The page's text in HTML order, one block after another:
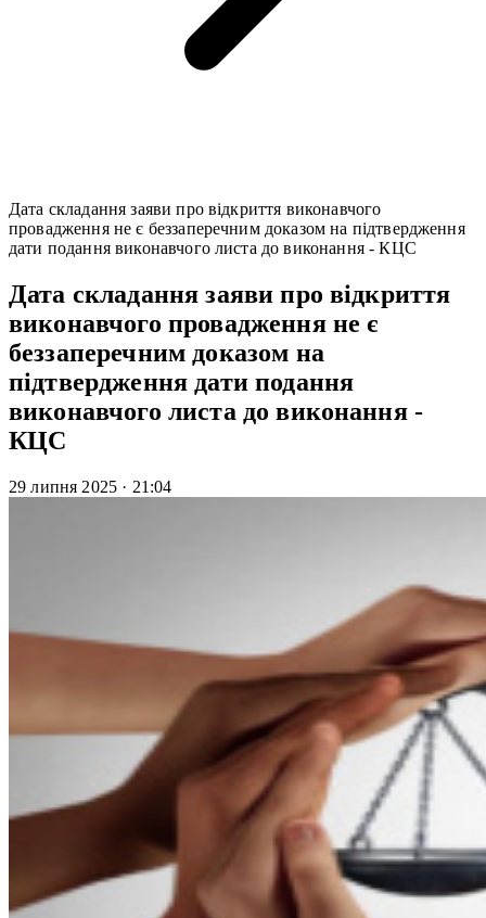
Дата складання заяви про відкриття виконавчого
провадження не є беззаперечним доказом на підтвердження
дати подання виконавчого листа до виконання - КЦС
Дата складання заяви про відкриття
виконавчого провадження не є
беззаперечним доказом на
підтвердження дати подання
виконавчого листа до виконання -
КЦС
29 липня 2025 · 21:04